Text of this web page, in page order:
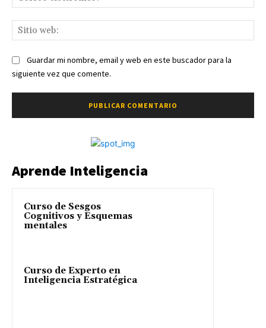
Guardar mi nombre, email y web en este buscador para la
siguiente vez que comente.
Aprende Inteligencia
Curso de Sesgos
Cognitivos y Esquemas
mentales
Curso de Experto en
Inteligencia Estratégica